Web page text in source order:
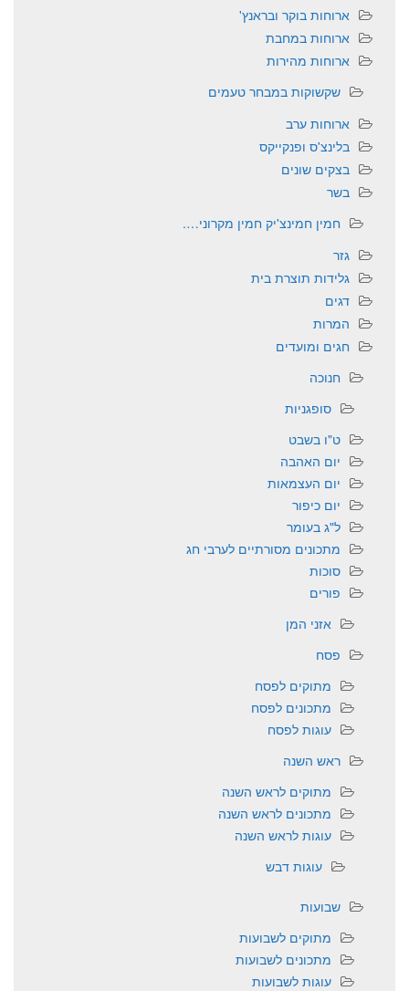
ארוחות בוקר ובראנץ'
ארוחות במחבת
ארוחות מהירות
שקשוקות במבחר טעמים
ארוחות ערב
בלינצ'ס ופנקייקס
בצקים שונים
בשר
חמין חמינצ'יק חמין מקרוני….
גזר
גלידות תוצרת בית
דגים
המרות
חגים ומועדים
חנוכה
סופגניות
ט"ו בשבט
יום האהבה
יום העצמאות
יום כיפור
ל"ג בעומר
מתכונים מסורתיים לערבי חג
סוכות
פורים
אזני המן
פסח
מתוקים לפסח
מתכונים לפסח
עוגות לפסח
ראש השנה
מתוקים לראש השנה
מתכונים לראש השנה
עוגות לראש השנה
עוגות דבש
שבועות
מתוקים לשבועות
מתכונים לשבועות
עוגות לשבועות